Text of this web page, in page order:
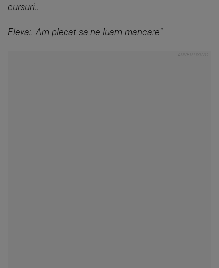
cursuri..
Eleva:. Am plecat sa ne luam mancare"